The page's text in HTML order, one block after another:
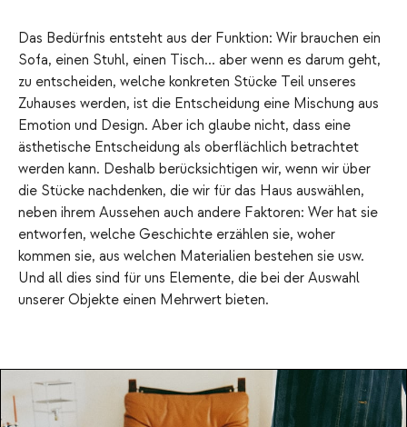
Das Bedürfnis entsteht aus der Funktion: Wir brauchen ein
Sofa, einen Stuhl, einen Tisch... aber wenn es darum geht,
zu entscheiden, welche konkreten Stücke Teil unseres
Zuhauses werden, ist die Entscheidung eine Mischung aus
Emotion und Design. Aber ich glaube nicht, dass eine
ästhetische Entscheidung als oberflächlich betrachtet
werden kann. Deshalb berücksichtigen wir, wenn wir über
die Stücke nachdenken, die wir für das Haus auswählen,
neben ihrem Aussehen auch andere Faktoren: Wer hat sie
entworfen, welche Geschichte erzählen sie, woher
kommen sie, aus welchen Materialien bestehen sie usw.
Und all dies sind für uns Elemente, die bei der Auswahl
unserer Objekte einen Mehrwert bieten.